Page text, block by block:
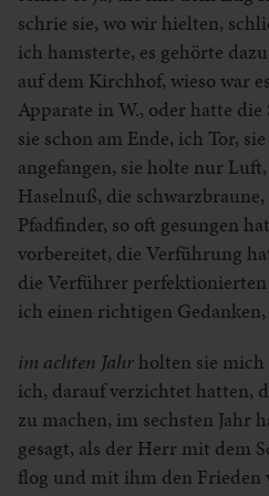
schrie sie, wo wir hielten,
ich hamsterte, es gehörte
auf dem Kirchhof, wieso war
Apparate in W., oder hatte
sie schon am Ende, ich Tor,
angefangen, sie holte nur
Haselnuß, die
Pfadfinder, so oft gesungen
vorbereitet, die Verführung
die Verführer
ich einen richtigen
im achten Jahrholten sie mich
ich, darauf verzichtet hatten,
zu machen, im sechsten Jahr
gesagt, als der Herr mit dem
flog und mit ihm den Frieden